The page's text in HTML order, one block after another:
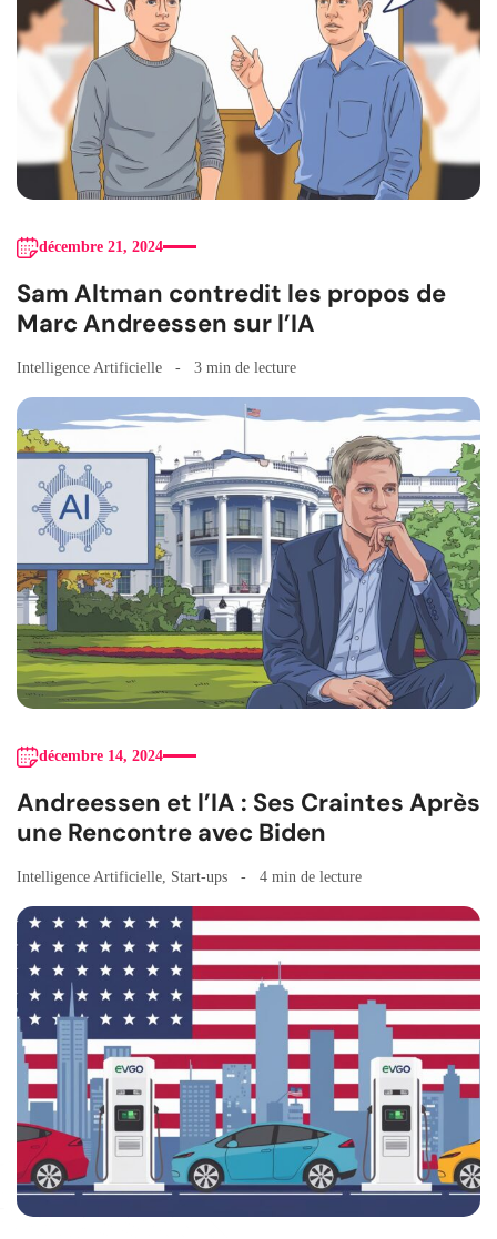
décembre 21, 2024
Sam Altman contredit les propos de
Marc Andreessen sur l’IA
Intelligence Artificielle 3 min de lecture
décembre 14, 2024
Andreessen et l’IA : Ses Craintes Après
une Rencontre avec Biden
Intelligence Artificielle Start-ups 4 min de lecture